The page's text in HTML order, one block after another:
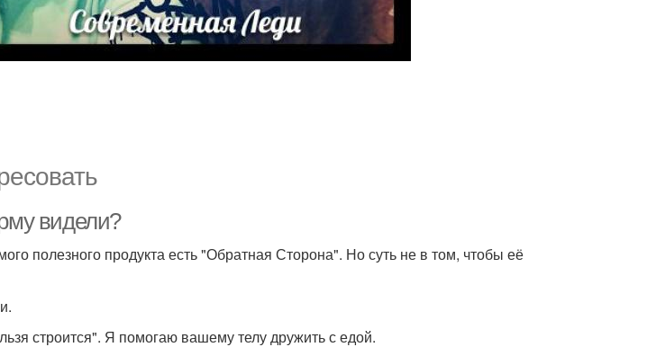
видели?
полезного продукта есть "Обратная Сторона". Но суть не в том, чтобы её
строится". Я помогаю вашему телу дружить с едой.